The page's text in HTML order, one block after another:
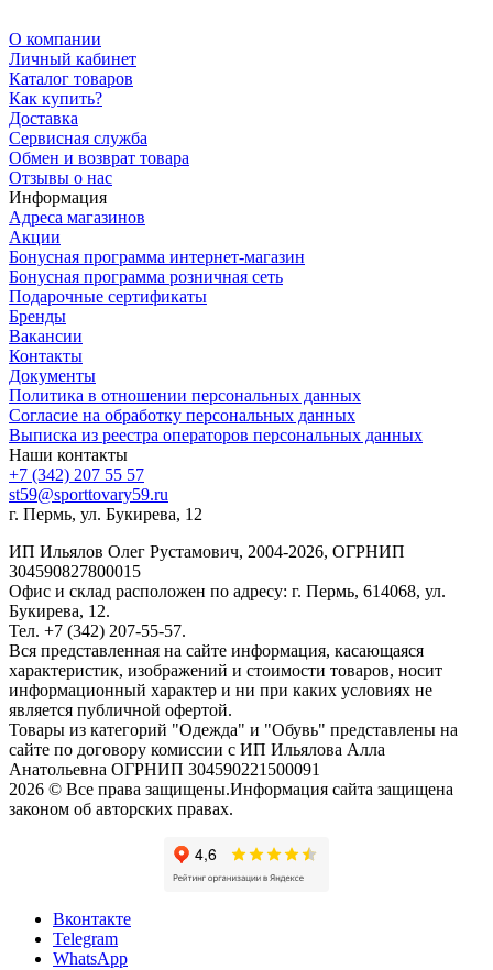
О компании
Личный кабинет
Каталог товаров
Как купить?
Доставка
Сервисная служба
Обмен и возврат товара
Отзывы о нас
Информация
Адреса магазинов
Акции
Бонусная программа интернет-магазин
Бонусная программа розничная сеть
Подарочные сертификаты
Бренды
Вакансии
Контакты
Документы
Политика в отношении персональных данных
Согласие на обработку персональных данных
Выписка из реестра операторов персональных данных
Наши контакты
+7 (342) 207 55 57
st59@sporttovary59.ru
г. Пермь, ул. Букирева, 12
ИП Ильялов Олег Рустамович, 2004-2026, ОГРНИП
304590827800015
Офис и склад расположен по адресу: г. Пермь, 614068, ул.
Букирева, 12.
Тел. +7 (342) 207-55-57.
Вся представленная на сайте информация, касающаяся
характеристик, изображений и стоимости товаров, носит
информационный характер и ни при каких условиях не
является публичной офертой.
Товары из категорий "Одежда" и "Обувь" представлены на
сайте по договору комиссии с ИП Ильялова Алла
Анатольевна ОГРНИП 304590221500091
2026 © Все права защищены.Информация сайта защищена
законом об авторских правах.
Вконтакте
Telegram
WhatsApp